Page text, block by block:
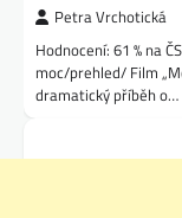
Petra Vrchotická
Hodnocení: 61 % na
moc/prehled/ Film
dramatický příběh o…